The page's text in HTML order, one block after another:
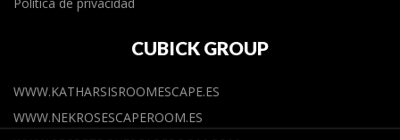
CUBICK GROUP
WWW.KATHARSISROOMESCAPE.ES
WWW.NEKROSESCAPEROOM.ES